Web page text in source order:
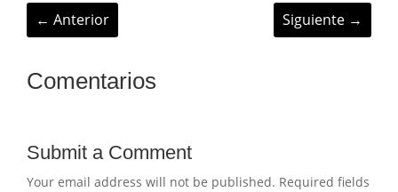
← Anterior Siguiente →
Comentarios
Submit a Comment
Your email address will not be published. Required fields